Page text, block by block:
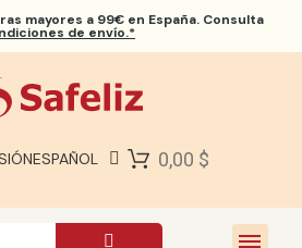
mayores a 99€ en España. Consulta
de envío.*
ESPAÑOL 0,00 $